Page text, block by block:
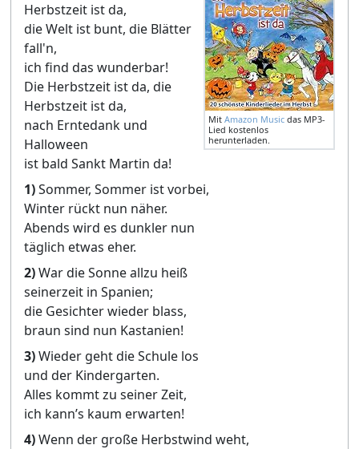
Mit Amazon Music das MP3-
Lied kostenlos
herunterladen.
Herbstzeit ist da,
die Welt ist bunt, die Blätter
fall'n,
ich find das wunderbar!
Die Herbstzeit ist da, die
Herbstzeit ist da,
nach Erntedank und
Halloween
ist bald Sankt Martin da!
1)Sommer, Sommer ist vorbei,
Winter rückt nun näher.
Abends wird es dunkler nun
täglich etwas eher.
2)War die Sonne allzu heiß
seinerzeit in Spanien;
die Gesichter wieder blass,
braun sind nun Kastanien!
3)Wieder geht die Schule los
und der Kindergarten.
Alles kommt zu seiner Zeit,
ich kann’s kaum erwarten!
4)Wenn der große Herbstwind weht,